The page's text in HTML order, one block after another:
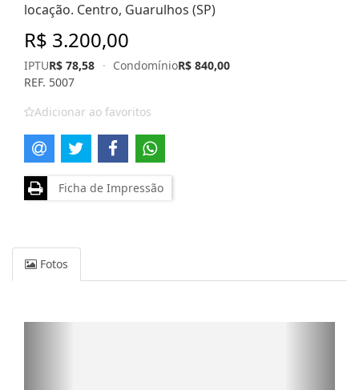
locação. Centro, Guarulhos (SP)
R$ 3.200,00
IPTUR$ 78,58 · CondomínioR$ 840,00
REF. 5007
Adicionar ao favoritos
Ficha de Impressão
Fotos